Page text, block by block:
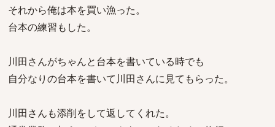
それから俺は本を買い漁った。
台本の練習もした。
川田さんがちゃんと台本を書いている時でも
自分なりの台本を書いて川田さんに見てもらった。
川田さんも添削をして返してくれた。